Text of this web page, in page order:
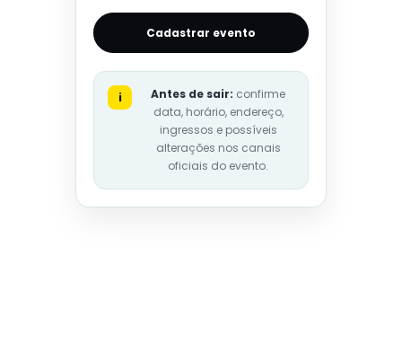
Cadastrar evento
i Antes de sair: confirme
data, horário, endereço,
ingressos e possíveis
alterações nos canais
oficiais do evento.